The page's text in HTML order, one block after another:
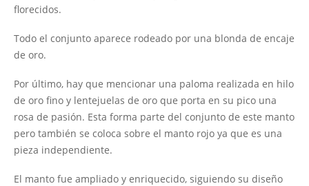
florecidos.
Todo el conjunto aparece rodeado por una blonda de encaje
de oro.
Por último, hay que mencionar una paloma realizada en hilo
de oro fino y lentejuelas de oro que porta en su pico una
rosa de pasión. Esta forma parte del conjunto de este manto
pero también se coloca sobre el manto rojo ya que es una
pieza independiente.
El manto fue ampliado y enriquecido, siguiendo su diseño